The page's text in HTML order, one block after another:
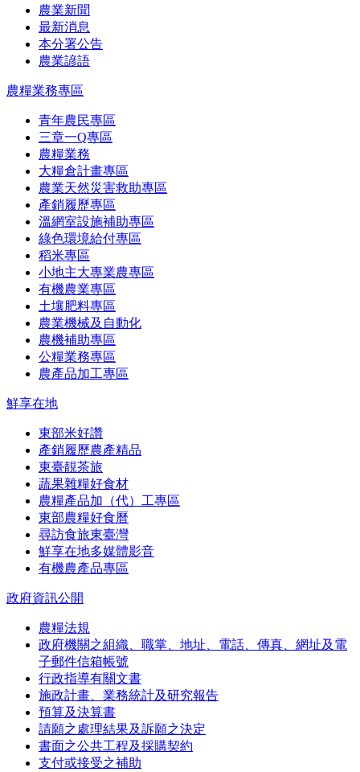
農業新聞
最新消息
本分署公告
農業諺語
農糧業務專區
青年農民專區
三章一Q專區
農糧業務
大糧倉計畫專區
農業天然災害救助專區
產銷履歷專區
溫網室設施補助專區
綠色環境給付專區
稻米專區
小地主大專業農專區
有機農業專區
土壤肥料專區
農業機械及自動化
農機補助專區
公糧業務專區
農產品加工專區
鮮享在地
東部米好讚
產銷履歷農產精品
東臺靚茶旅
蔬果雜糧好食材
農糧產品加（代）工專區
東部農糧好食曆
尋訪食旅東臺灣
鮮享在地多媒體影音
有機農產品專區
政府資訊公開
農糧法規
政府機關之組織、職掌、地址、電話、傳真、網址及電
子郵件信箱帳號
行政指導有關文書
施政計畫、業務統計及研究報告
預算及決算書
請願之處理結果及訴願之決定
書面之公共工程及採購契約
支付或接受之補助